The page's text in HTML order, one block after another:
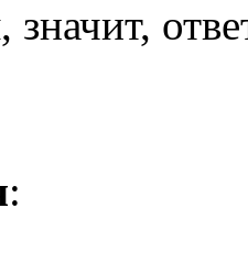
значит,
: